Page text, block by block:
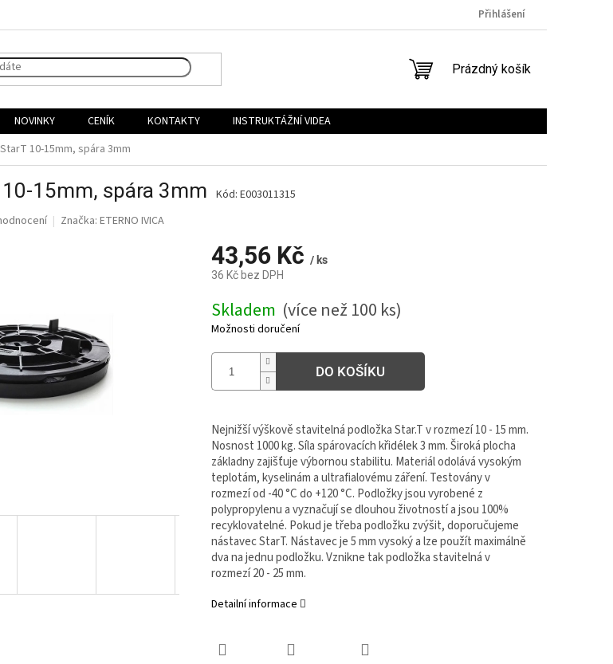
Přihlášení
NÁKUPNÍ
Prázdný košík
NOVINKY CENÍK KONTAKTY
INSTRUKTÁŽNÍ VIDEA
10-15mm, spára 3mm
15mm, spára 3mm Kód: E003011315
Značka: ETERNO IVICA
43,56 Kč / ks
36 Kč bez DPH
cena:
Skladem (více než 100 ks)
Možnosti doručení
DO KOŠÍKU
Nejnižší výškově stavitelná podložka Star.T v rozmezí 10 - 15 mm.
Nosnost 1000 kg. Síla spárovacích křidélek 3 mm. Široká plocha
základny zajišťuje výbornou stabilitu. Materiál odolává vysokým
teplotám, kyselinám a ultrafialovému záření. Testovány v
rozmezí od -40 °C do +120 °C. Podložky jsou vyrobené z
polypropylenu a vyznačují se dlouhou životností a jsou 100%
recyklovatelné. Pokud je třeba podložku zvýšit, doporučujeme
nástavec StarT. Nástavec je 5 mm vysoký a lze použít maximálně
dva na jednu podložku. Vznikne tak podložka stavitelná v
rozmezí 20 - 25 mm.
Detailní informace